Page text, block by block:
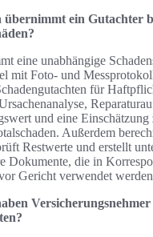
übernimmt ein Gutachter
eine unabhängige
mit Foto- und
für
und eine Einschätzung
Außerdem
Restwerte und erstellt
Dokumente, die in
Gericht verwendet